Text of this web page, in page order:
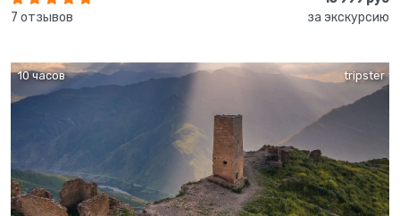
7 отзывов
за экскурсию
tripster
10 часов